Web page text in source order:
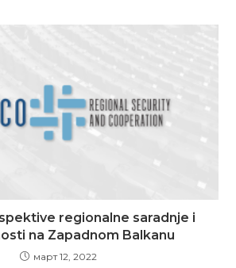
regionalne saradnje i
na Zapadnom Balkanu
март 12, 2022